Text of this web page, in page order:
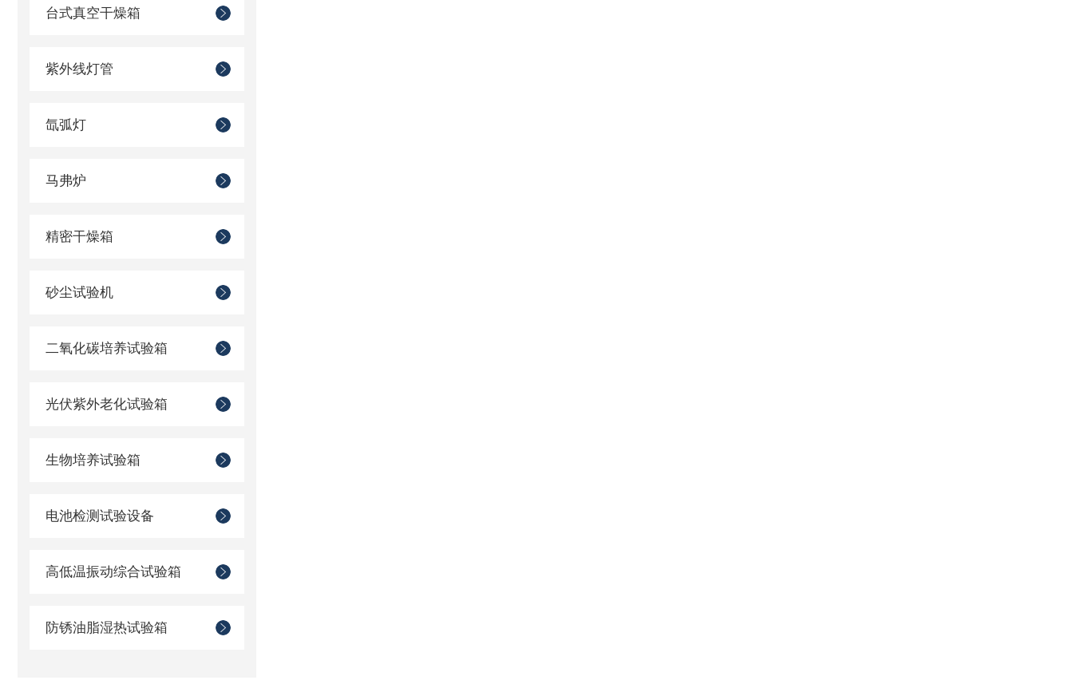
台式真空干燥箱
紫外线灯管
氙弧灯
马弗炉
精密干燥箱
砂尘试验机
二氧化碳培养试验箱
光伏紫外老化试验箱
生物培养试验箱
电池检测试验设备
高低温振动综合试验箱
防锈油脂湿热试验箱